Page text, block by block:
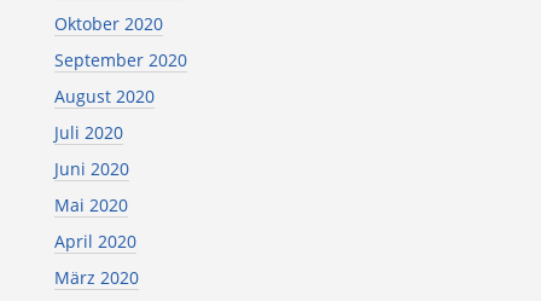
Oktober 2020
September 2020
August 2020
Juli 2020
Juni 2020
Mai 2020
April 2020
März 2020